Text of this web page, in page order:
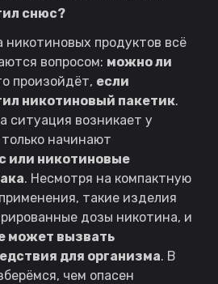
снюс?
никотиновых продуктов всё
вопросом: можно ли
произойдёт, если
никотиновый пакетик.
ситуация возникает у
начинают
или никотиновые
. Несмотря на компактную
такие изделия
дозы никотина, и
может вызвать
для организма. В
чем опасен